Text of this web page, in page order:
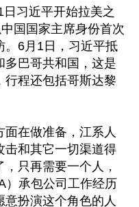
日习近平开始拉美之
国国家主席身份首次
。6月1日，习近平抵
多巴哥共和国，这是
行程还包括哥斯达黎
在做准备，江系人
击和其它一切渠道得
只再需要一个人，
）承包公司工作经历
扮演这个角色的人